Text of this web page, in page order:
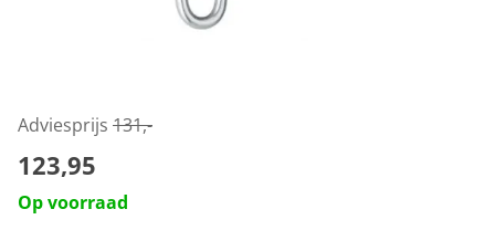
Adviesprijs 131,-
123,95
Op voorraad